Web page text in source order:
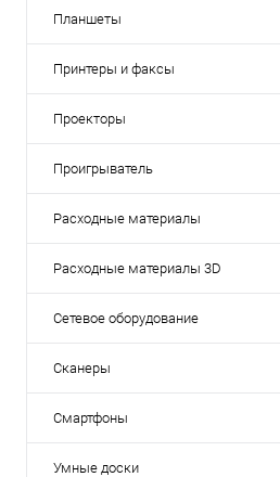
Планшеты
Принтеры и факсы
Проекторы
Проигрыватель
Расходные материалы
Расходные материалы 3D
Сетевое оборудование
Сканеры
Смартфоны
Умные доски